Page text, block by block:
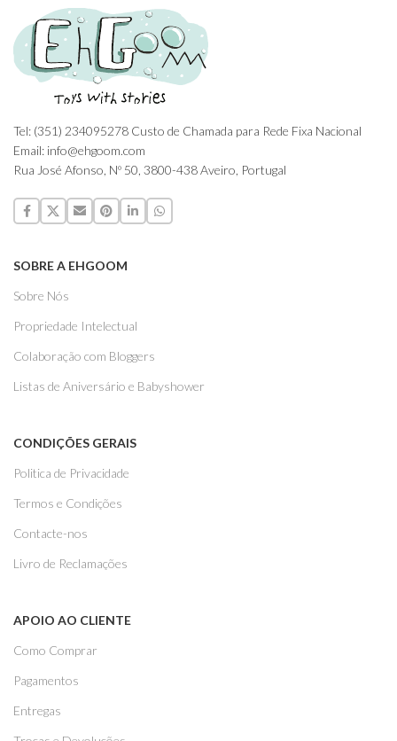
Tel: (351) 234095278 Custo de Chamada para Rede Fixa Nacional
Email: info@ehgoom.com
Rua José Afonso, Nº 50, 3800-438 Aveiro, Portugal
SOBRE A EHGOOM
Sobre Nós
Propriedade Intelectual
Colaboração com Bloggers
Listas de Aniversário e Babyshower
CONDIÇÕES GERAIS
Politica de Privacidade
Termos e Condições
Contacte-nos
Livro de Reclamações
APOIO AO CLIENTE
Como Comprar
Pagamentos
Entregas